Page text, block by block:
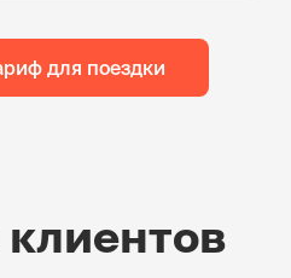
для поездки